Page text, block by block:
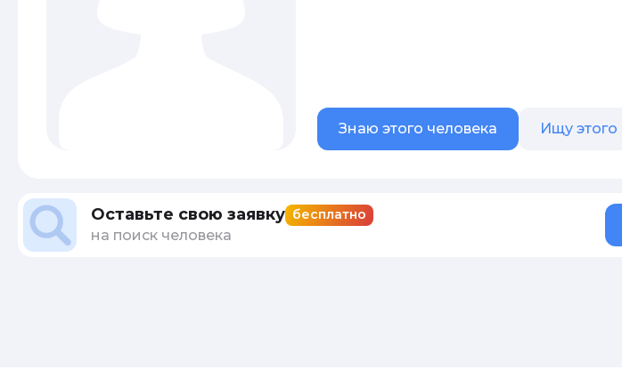
Знаю этого человека Ищу этого
Оставьте свою заявку бесплатно
на поиск человека